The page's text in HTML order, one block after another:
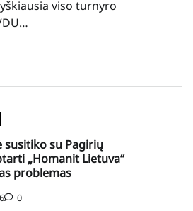
viso turnyro
su Pagirių
„Homanit Lietuva“
problemas
0